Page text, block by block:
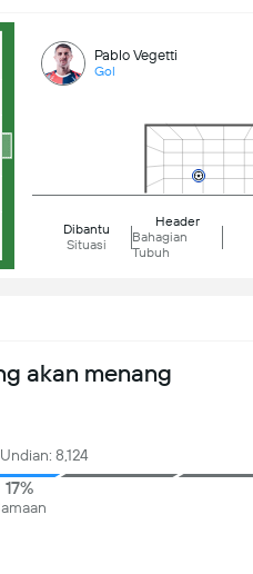
Pablo Vegetti
Gol
Dibantu
Situasi
Header
Bahagian
Tubuh
akan menang
8,124
17%